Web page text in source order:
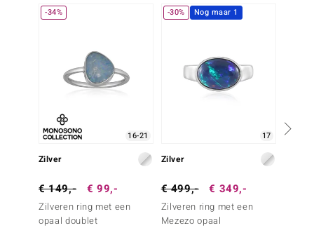
-34%
16-21
Zilver
€ 149,- € 99,-
Zilveren ring met een
opaal doublet
-30% Nog maar 1
17
Zilver
€ 499,- € 349,-
Zilveren ring met een
Mezezo opaal